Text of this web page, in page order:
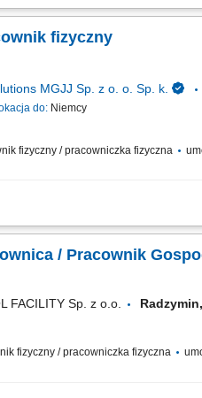
to międzynarodowa, holenderska
fizyczny
MGJJ Sp. z o. o. Sp. k.
do: Niemcy
fizyczny / pracowniczka fizyczna
Prace fizyczne / pomocnicze
/ Pracownik
FACILITY Sp. z o.o.
fizyczny / pracowniczka fizyczna